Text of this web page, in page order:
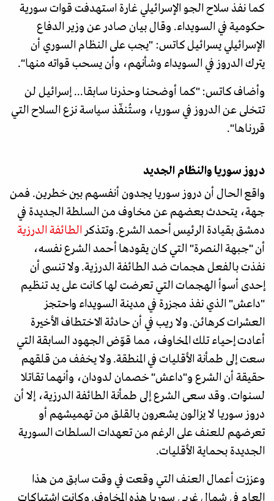
كما نفذ سلاح الجو الإسرائيلي غارة استهدفت قوات سورية
حكومية في السويداء. وقال بيان صادر عن وزير الدفاع
الإسرائيلي يسرائيل كاتس: "يجب على النظام السوري أن
يترك الدروز في السويداء وشأنهم، وأن يسحب قواته منها".
وأضاف كاتس: "كما أوضحنا وحذرنا سابقا... إسرائيل لن
تتخلى عن الدروز في سوريا، وستُنفّذ سياسة نزع السلاح التي
قررناها".
دروز سوريا والنظام الجديد
واقع الحال أن دروز سوريا يجدون أنفسهم بين خطرين. فمن
جهة، يتحدث بعضهم عن مخاوف من السلطة الجديدة في
دمشق بقيادة الرئيس أحمد الشرع. وتتذكر الطائفة الدرزية
أن "جبهة النصرة" التي كان يقودها أحمد الشرع نفسه،
نفذت بالفعل هجمات ضد الطائفة الدرزية. ولا تنسى أن
إحدى أسوأ الهجمات التي تعرضت لها كانت على يد تنظيم
"داعش" الذي نفذ مجزرة في مدينة السويداء واحتجز
العشرات كرهائن. ولا ريب في أن حادثة الاختطاف الأخيرة
أعادت إحياء تلك المخاوف، مما قوّض الجهود السابقة التي
سعت إلى طمأنة الأقليات في المنطقة. ولا يخفف من قلقهم
حقيقة أن الشرع و"داعش" خصمان لدودان، وأنهما تقاتلا
لسنوات. وقد سعى الشرع إلى طمأنة الطائفة الدرزية، إلا أن
دروز سوريا لا يزالون يشعرون بالقلق من تهميشهم أو
تعرضهم للعنف على الرغم من تعهدات السلطات السورية
الجديدة بحماية الأقليات.
وعززت أعمال العنف التي وقعت في وقت سابق من هذا
العام في شمال غربي سوريا هذه المخاوف. وكانت اشتباكات